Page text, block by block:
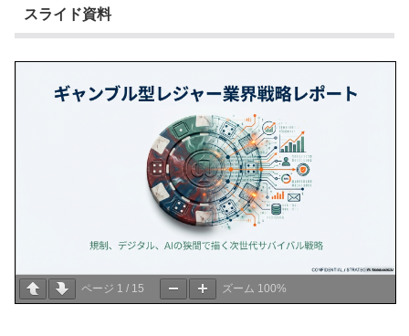
スライド資料
ページ 1 / 15 ズーム 100%